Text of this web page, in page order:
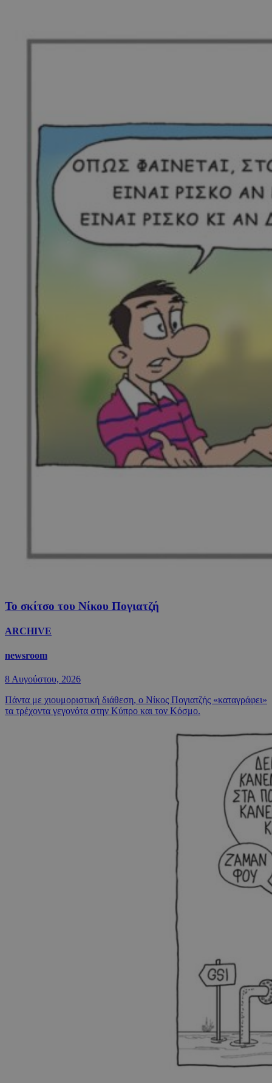
Το σκίτσο του Νίκου Πογιατζή
ARCHIVE
newsroom
8 Αυγούστου, 2026
Πάντα με χιουμοριστική διάθεση, ο Νίκος Πογιατζής «καταγράφει»
τα τρέχοντα γεγονότα στην Κύπρο και τον Κόσμο.